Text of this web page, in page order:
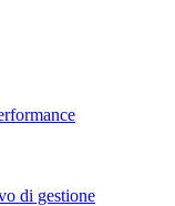
di gestione